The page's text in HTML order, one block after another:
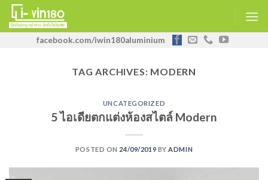
facebook.com/iwin180aluminium
TAG ARCHIVES: MODERN
UNCATEGORIZED
5 ไอเดียตกแต่งห้องสไตล์ Modern
POSTED ON 24/09/2019 BY ADMIN